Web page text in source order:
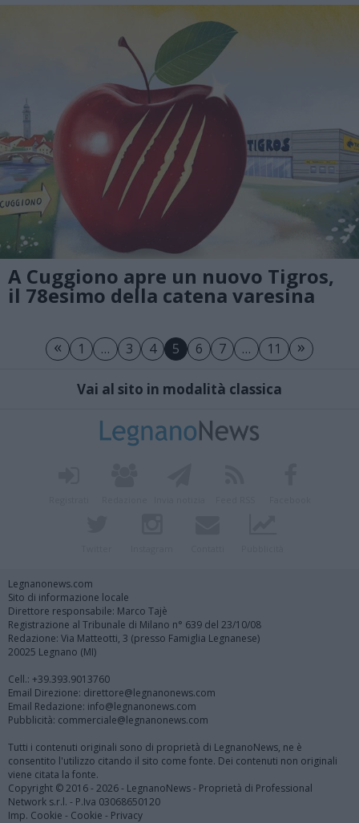
A Cuggiono apre un nuovo Tigros,
il 78esimo della catena varesina
« 1 … 3 4 5 6 7 … 11 »
Vai al sito in modalità classica
Legnanonews.com
Sito di informazione locale
Direttore responsabile: Marco Tajè
Registrazione al Tribunale di Milano n° 639 del 23/10/08
Redazione: Via Matteotti, 3 (presso Famiglia Legnanese)
20025 Legnano (MI)
Cell.: +39.393.9013760
Email Direzione: direttore@legnanonews.com
Email Redazione: info@legnanonews.com
Pubblicità: commerciale@legnanonews.com
Tutti i contenuti originali sono di proprietà di LegnanoNews, ne è
consentito l'utilizzo citando il sito come fonte. Dei contenuti non originali
viene citata la fonte.
Copyright © 2016 - 2026 - LegnanoNews - Proprietà di Professional
Network s.r.l. - P.Iva 03068650120
Imp. Cookie - Cookie - Privacy